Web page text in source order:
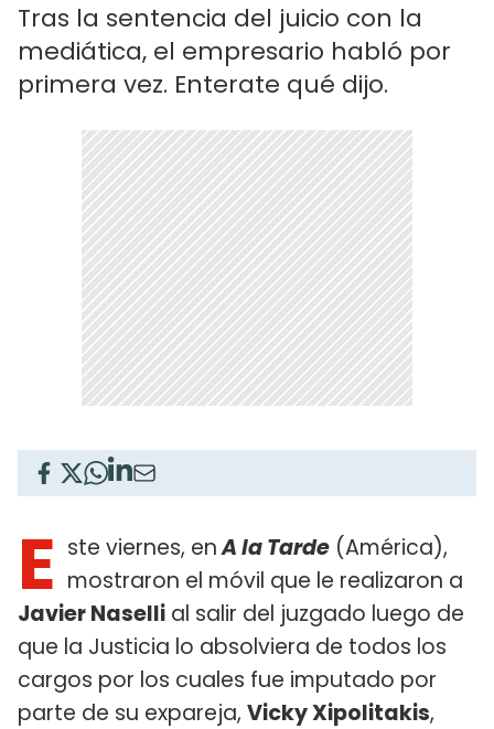
Tras la sentencia del juicio con la
mediática, el empresario habló por
primera vez. Enterate qué dijo.
E ste viernes, enA la Tarde (América),
mostraron el móvil que le realizaron a
Javier Naselli al salir del juzgado luego de
que la Justicia lo absolviera de todos los
cargos por los cuales fue imputado por
parte de su expareja, Vicky Xipolitakis,